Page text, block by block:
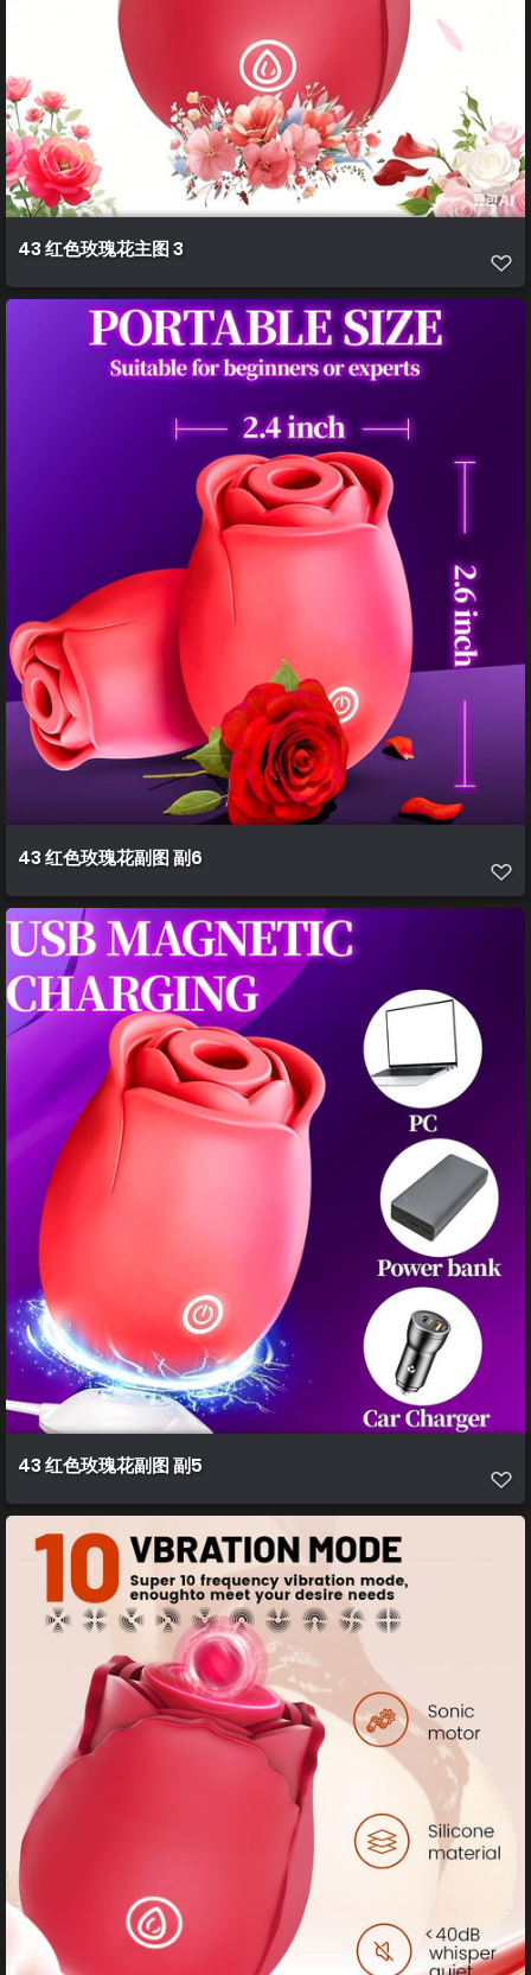
43 红色玫瑰花主图 3
43 红色玫瑰花副图 副6
43 红色玫瑰花副图 副5